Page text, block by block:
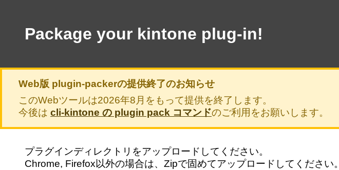
Package your kintone plug-in!
Web版 plugin-packerの提供終了のお知らせ
このWebツールは2026年8月をもって提供を終了します。
今後は cli-kintone の plugin pack コマンドのご利用をお願いします。
プラグインディレクトリをアップロードしてください。
Chrome, Firefox以外の場合は、Zipで固めてアップロードしてください。